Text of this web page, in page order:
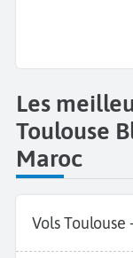
Les
Toulouse
Maroc
Vols